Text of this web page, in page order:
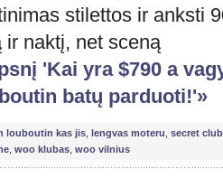
stilettos ir anksti
ir naktį, net sceną
'Kai yra $790 a
batų parduoti!'»
louboutin kas jis lengvas moteru secret club
woo klubas woo vilnius